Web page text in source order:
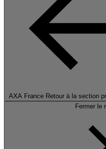
AXA France Retour à la section
Fermer le